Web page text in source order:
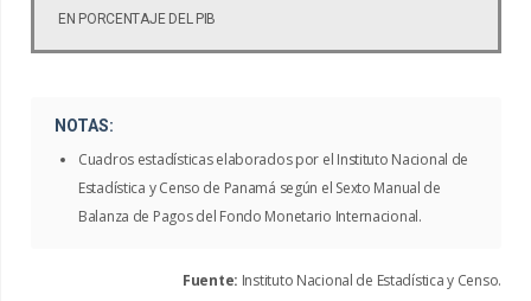
EN PORCENTAJE DEL PIB
NOTAS:
Cuadros estadísticas elaborados por el Instituto Nacional de
Estadística y Censo de Panamá según el Sexto Manual de
Balanza de Pagos del Fondo Monetario Internacional.
Fuente: Instituto Nacional de Estadística y Censo.